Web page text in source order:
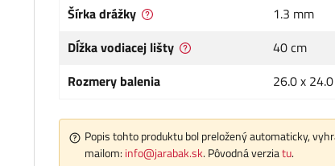
Šírka drážky
1.3 mm
Dĺžka vodiacej lišty
40 cm
Rozmery balenia
26.0 x
Popis tohto produktu bol preložený automaticky,
mailom: info@jarabak.sk. Pôvodná verziatu.